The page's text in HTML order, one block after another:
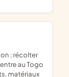
au Togo
matériaux